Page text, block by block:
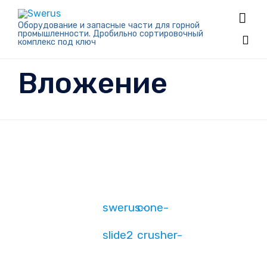
Оборудование и запасные части для горной
промышленности. Дробильно сортировочный
комплекс под ключ

Вложение
swerus-
slide2
cone-
crusher-